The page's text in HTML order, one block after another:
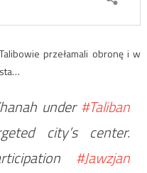
przełamali obronę i w
under#Taliban
city’s center.
#Jawzjan